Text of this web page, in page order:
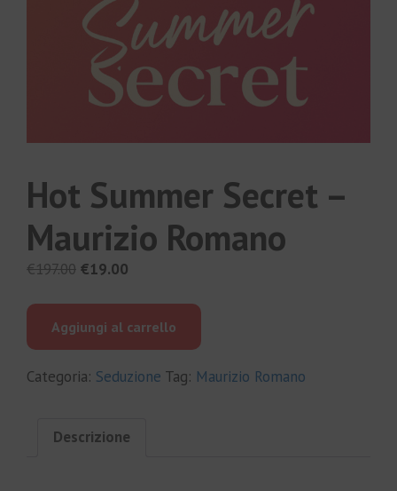
Hot Summer Secret –
Maurizio Romano
€197.00 Il
era:
€19.00
è:
Aggiungi al carrello
Categoria: Seduzione Tag: Maurizio Romano
Descrizione